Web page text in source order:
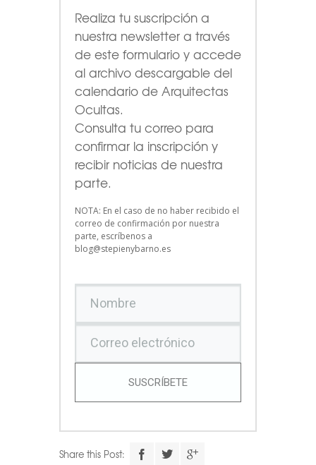
Realiza tu suscripción a
nuestra newsletter a través
de este formulario y accede
al archivo descargable del
calendario de Arquitectas
Ocultas.
Consulta tu correo para
confirmar la inscripción y
recibir noticias de nuestra
parte.
NOTA: En el caso de no haber recibido el
correo de confirmación por nuestra
parte, escríbenos a
blog@stepienybarno.es
SUSCRÍBETE
Share this Post: